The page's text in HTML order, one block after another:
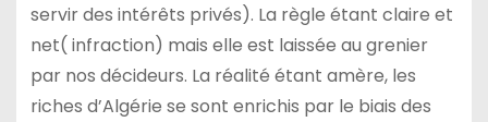
servir des intérêts privés). La règle étant claire et
net( infraction) mais elle est laissée au grenier
par nos décideurs. La réalité étant amère, les
riches d’Algérie se sont enrichis par le biais des